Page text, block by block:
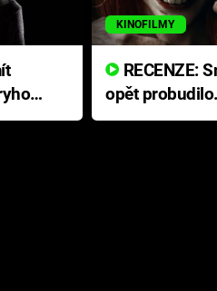
KINOFILMY
opět
přichází s